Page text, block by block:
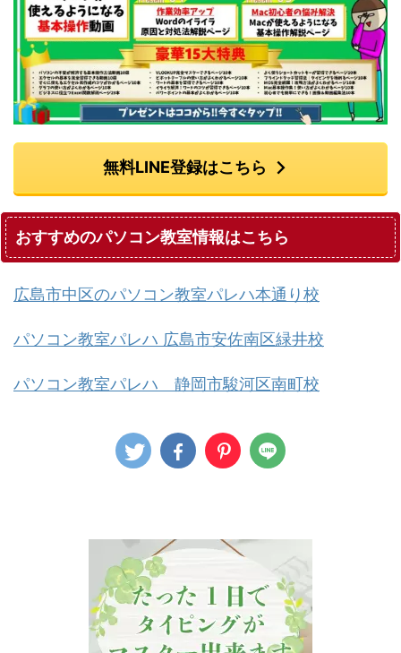
無料LINE登録はこちら
おすすめのパソコン教室情報はこちら
広島市中区のパソコン教室パレハ本通り校
パソコン教室パレハ 広島市安佐南区緑井校
パソコン教室パレハ 静岡市駿河区南町校